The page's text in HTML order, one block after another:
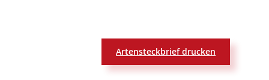
Artensteckbrief drucken